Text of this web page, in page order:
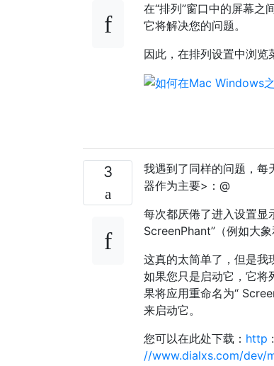
在“排列”窗口中的屏幕之
它将解决您的问题。
因此，在排列设置中浏览
3
我遇到了同样的问题，
器作为主要>：@
每次都厌倦了进入设置显
ScreenPhant”（例如大象
这真的太简单了，但是我
如果您只是启动它，它将
果将应用重命名为“
来启动它。
您可以在此处下载： http :
//www.dialxs.com/dev/